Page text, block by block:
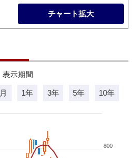
チャート拡大
表示期間
1年 3年 5年 10年
800